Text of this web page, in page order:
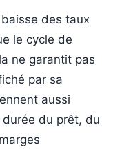
des taux
le cycle de
ne garantit pas
par sa
aussi
du prêt, du